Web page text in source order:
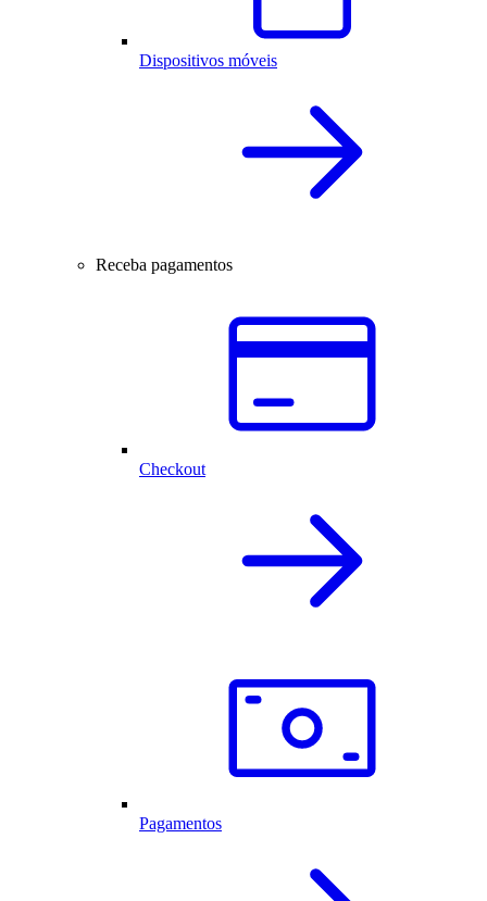
Dispositivos móveis
Receba pagamentos
Checkout
Pagamentos